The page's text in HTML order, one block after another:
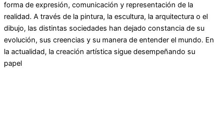
forma de expresión, comunicación y representación de la
realidad. A través de la pintura, la escultura, la arquitectura o el
dibujo, las distintas sociedades han dejado constancia de su
evolución, sus creencias y su manera de entender el mundo. En
la actualidad, la creación artística sigue desempeñando su
papel